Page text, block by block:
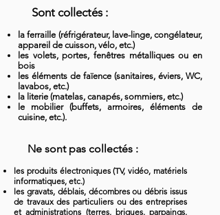
Sont collectés :
la ferraille (réfrigérateur, lave-linge, congélateur,
appareil de cuisson, vélo, etc.)
les volets, portes, fenêtres métalliques ou en
bois
les éléments de faïence (sanitaires, éviers, WC,
lavabos, etc.)
la literie (matelas, canapés, sommiers, etc.)
le mobilier (buffets, armoires, éléments de
cuisine, etc.).
Ne sont pas collectés :
les produits électroniques (TV, vidéo, matériels
informatiques, etc.)
les gravats, déblais, décombres ou débris issus
de travaux des particuliers ou des entreprises
et administrations (terres, briques, parpaings,